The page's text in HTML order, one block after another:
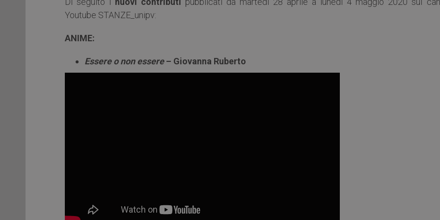
Youtube STANZE_unipv:
ANIME:
Essere o non essere– Giovanna Ruberto